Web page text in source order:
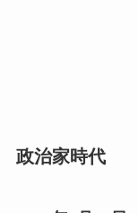
政治家時代